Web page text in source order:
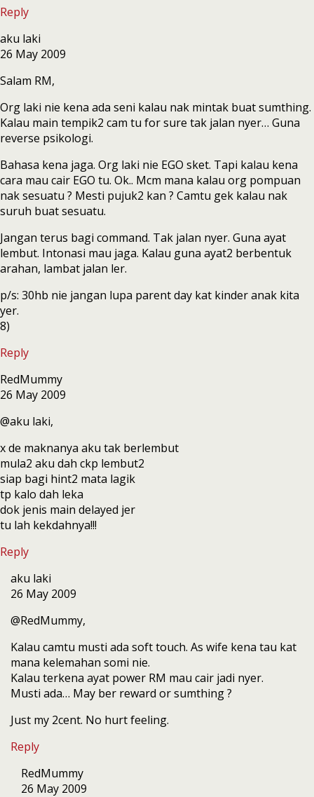
Reply
aku laki
26 May 2009
Salam RM,
Org laki nie kena ada seni kalau nak mintak buat sumthing.
Kalau main tempik2 cam tu for sure tak jalan nyer… Guna
reverse psikologi.
Bahasa kena jaga. Org laki nie EGO sket. Tapi kalau kena
cara mau cair EGO tu. Ok.. Mcm mana kalau org pompuan
nak sesuatu ? Mesti pujuk2 kan ? Camtu gek kalau nak
suruh buat sesuatu.
Jangan terus bagi command. Tak jalan nyer. Guna ayat
lembut. Intonasi mau jaga. Kalau guna ayat2 berbentuk
arahan, lambat jalan ler.
p/s: 30hb nie jangan lupa parent day kat kinder anak kita
yer.
8)
Reply
RedMummy
26 May 2009
@aku laki,
x de maknanya aku tak berlembut
mula2 aku dah ckp lembut2
siap bagi hint2 mata lagik
tp kalo dah leka
dok jenis main delayed jer
tu lah kekdahnya!!!
Reply
aku laki
26 May 2009
@RedMummy,
Kalau camtu musti ada soft touch. As wife kena tau kat
mana kelemahan somi nie.
Kalau terkena ayat power RM mau cair jadi nyer.
Musti ada… May ber reward or sumthing ?
Just my 2cent. No hurt feeling.
Reply
RedMummy
26 May 2009